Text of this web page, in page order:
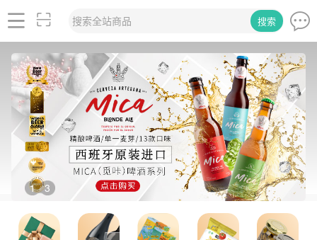
搜索全站商品 搜索
2 / 3